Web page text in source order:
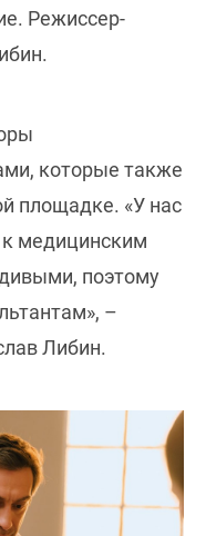
Режиссер-
которые также
площадке. «У нас
медицинским
поэтому
–
Либин.